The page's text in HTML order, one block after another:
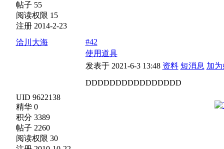
帖子 55
阅读权限 15
注册 2014-2-23
洽川大海
UID 9622138
精华 0
积分 3389
帖子 2260
阅读权限 30
#42
使用道具
发表于 2021-6-3 13:48 资料 短消息 加
DDDDDDDDDDDDDDDD